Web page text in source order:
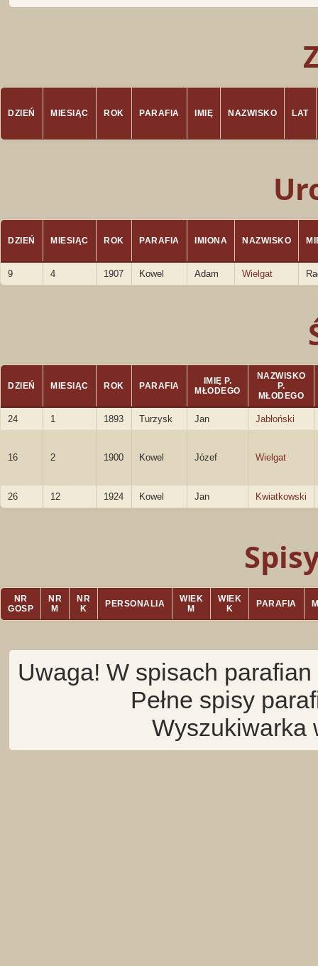
DZIEŃ MIESIĄC ROK PARAFIA IMIĘ NAZWISKO LAT
DZIEŃ MIESIĄC ROK PARAFIA IMIONA NAZWISKO
9 4 1907 Kowel Adam Wielgat
DZIEŃ MIESIĄC ROK PARAFIA
IMIĘ P.
MŁODEGO
NAZWISKO
P.
MŁODEGO
24 1 1893 Turzysk Jan Jabłoński
16 2 1900 Kowel Józef Wielgat
26 12 1924 Kowel Jan Kwiatkowski
NR
GOSP
NR
M
NR
K
PERSONALIA
WIEK
M
WIEK
K
PARAFIA
Uwaga! W spisach
Pełne spisy
Wyszukiwarka